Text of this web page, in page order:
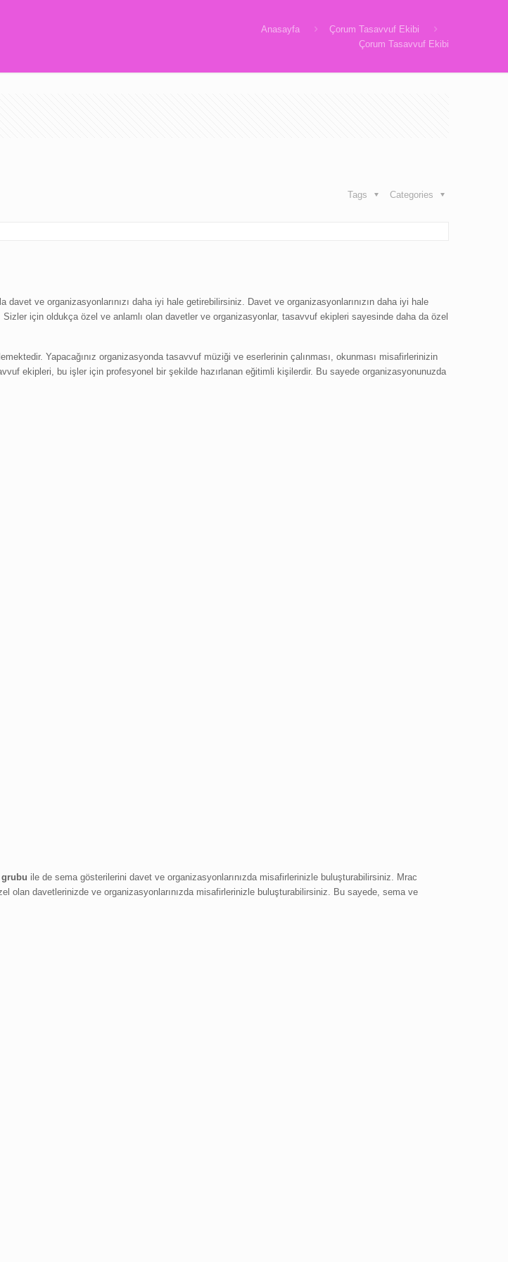
Anasayfa
Çorum Tasavvuf Ekibi
Çorum Tasavvuf Ekibi
Categories
Tags
ve organizasyonlarınızı daha iyi hale getirebilirsiniz. Davet ve organizasyonlarınızın daha iyi hale
Sizler için oldukça özel ve anlamlı olan davetler ve organizasyonlar, tasavvuf ekipleri sayesinde daha da özel
Yapacağınız organizasyonda tasavvuf müziği ve eserlerinin çalınması, okunması misafirlerinizin
ekipleri, bu işler için profesyonel bir şekilde hazırlanan eğitimli kişilerdir. Bu sayede organizasyonunuzda
ile de sema gösterilerini davet ve organizasyonlarınızda misafirlerinizle buluşturabilirsiniz. Mrac
olan davetlerinizde ve organizasyonlarınızda misafirlerinizle buluşturabilirsiniz. Bu sayede, sema ve